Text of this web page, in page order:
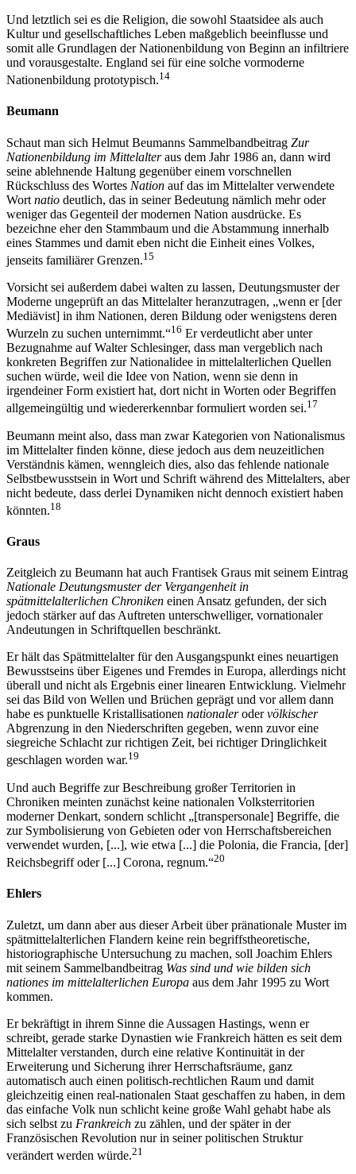
Und letztlich sei es die Religion, die sowohl Staatsidee als auch
Kultur und gesellschaftliches Leben maßgeblich beeinflusse und
somit alle Grundlagen der Nationenbildung von Beginn an infiltriere
und vorausgestalte. England sei für eine solche vormoderne
Nationenbildung prototypisch.14
Beumann
Schaut man sich Helmut Beumanns Sammelbandbeitrag Zur
Nationenbildung im Mittelalteraus dem Jahr 1986 an, dann wird
seine ablehnende Haltung gegenüber einem vorschnellen
Rückschluss des Wortes Nation auf das im Mittelalter verwendete
Wort natio deutlich, das in seiner Bedeutung nämlich mehr oder
weniger das Gegenteil der modernen Nation ausdrücke. Es
bezeichne eher den Stammbaum und die Abstammung innerhalb
eines Stammes und damit eben nicht die Einheit eines Volkes,
jenseits familiärer Grenzen.15
Vorsicht sei außerdem dabei walten zu lassen, Deutungsmuster der
Moderne ungeprüft an das Mittelalter heranzutragen, „wenn er [der
Mediävist] in ihm Nationen, deren Bildung oder wenigstens deren
Wurzeln zu suchen unternimmt.“16 Er verdeutlicht aber unter
Bezugnahme auf Walter Schlesinger, dass man vergeblich nach
konkreten Begriffen zur Nationalidee in mittelalterlichen Quellen
suchen würde, weil die Idee von Nation, wenn sie denn in
irgendeiner Form existiert hat, dort nicht in Worten oder Begriffen
allgemeingültig und wiedererkennbar formuliert worden sei.17
Beumann meint also, dass man zwar Kategorien von Nationalismus
im Mittelalter finden könne, diese jedoch aus dem neuzeitlichen
Verständnis kämen, wenngleich dies, also das fehlende nationale
Selbstbewusstsein in Wort und Schrift während des Mittelalters, aber
nicht bedeute, dass derlei Dynamiken nicht dennoch existiert haben
könnten.18
Graus
Zeitgleich zu Beumann hat auch Frantisek Graus mit seinem Eintrag
Nationale Deutungsmuster der Vergangenheit in
spätmittelalterlichen Chroniken einen Ansatz gefunden, der sich
jedoch stärker auf das Auftreten unterschwelliger, vornationaler
Andeutungen in Schriftquellen beschränkt.
Er hält das Spätmittelalter für den Ausgangspunkt eines neuartigen
Bewusstseins über Eigenes und Fremdes in Europa, allerdings nicht
überall und nicht als Ergebnis einer linearen Entwicklung. Vielmehr
sei das Bild von Wellen und Brüchen geprägt und vor allem dann
habe es punktuelle Kristallisationen nationalerodervölkischer
Abgrenzung in den Niederschriften gegeben, wenn zuvor eine
siegreiche Schlacht zur richtigen Zeit, bei richtiger Dringlichkeit
geschlagen worden war.19
Und auch Begriffe zur Beschreibung großer Territorien in
Chroniken meinten zunächst keine nationalen Volksterritorien
moderner Denkart, sondern schlicht „[transpersonale] Begriffe, die
zur Symbolisierung von Gebieten oder von Herrschaftsbereichen
verwendet wurden, [...], wie etwa [...] die Polonia, die Francia, [der]
Reichsbegriff oder [...] Corona, regnum.“20
Ehlers
Zuletzt, um dann aber aus dieser Arbeit über pränationale Muster im
spätmittelalterlichen Flandern keine rein begriffstheoretische,
historiographische Untersuchung zu machen, soll Joachim Ehlers
mit seinem Sammelbandbeitrag Was sind und wie bilden sich
nationes im mittelalterlichen Europa aus dem Jahr 1995 zu Wort
kommen.
Er bekräftigt in ihrem Sinne die Aussagen Hastings, wenn er
schreibt, gerade starke Dynastien wie Frankreich hätten es seit dem
Mittelalter verstanden, durch eine relative Kontinuität in der
Erweiterung und Sicherung ihrer Herrschaftsräume, ganz
automatisch auch einen politisch-rechtlichen Raum und damit
gleichzeitig einen real-nationalen Staat geschaffen zu haben, in dem
das einfache Volk nun schlicht keine große Wahl gehabt habe als
sich selbst zu Frankreich zu zählen, und der später in der
Französischen Revolution nur in seiner politischen Struktur
verändert werden würde.21